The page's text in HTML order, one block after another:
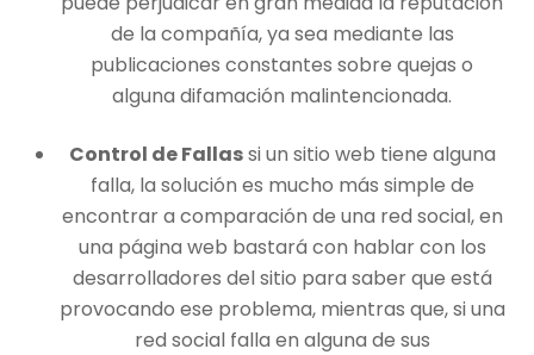
de la compañía, ya sea mediante las
publicaciones constantes sobre quejas o
alguna difamación malintencionada.
Control de Fallassi un sitio web tiene alguna
falla, la solución es mucho más simple de
encontrar a comparación de una red social, en
una página web bastará con hablar con los
desarrolladores del sitio para saber que está
provocando ese problema, mientras que, si una
red social falla en alguna de sus